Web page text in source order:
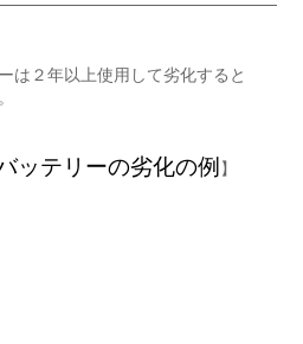
は２年以上使用して劣化すると
ッテリーの劣化の例 】